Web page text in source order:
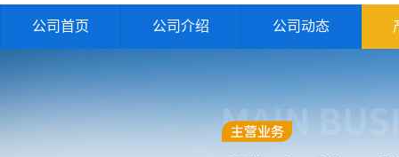
公司首页 公司介绍 公司动态